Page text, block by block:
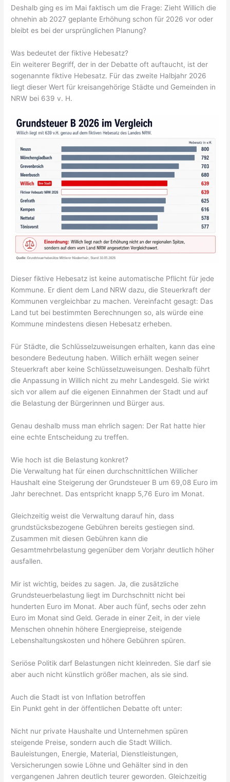
Deshalb ging es im Mai faktisch um die Frage: Zieht Willich die
ohnehin ab 2027 geplante Erhöhung schon für 2026 vor oder
bleibt es bei der ursprünglichen Planung?
Was bedeutet der fiktive Hebesatz?
Ein weiterer Begriff, der in der Debatte oft auftaucht, ist der
sogenannte fiktive Hebesatz. Für das zweite Halbjahr 2026
liegt dieser Wert für kreisangehörige Städte und Gemeinden in
NRW bei 639 v. H.
Dieser fiktive Hebesatz ist keine automatische Pflicht für jede
Kommune. Er dient dem Land NRW dazu, die Steuerkraft der
Kommunen vergleichbar zu machen. Vereinfacht gesagt: Das
Land tut bei bestimmten Berechnungen so, als würde eine
Kommune mindestens diesen Hebesatz erheben.
Für Städte, die Schlüsselzuweisungen erhalten, kann das eine
besondere Bedeutung haben. Willich erhält wegen seiner
Steuerkraft aber keine Schlüsselzuweisungen. Deshalb führt
die Anpassung in Willich nicht zu mehr Landesgeld. Sie wirkt
sich vor allem auf die eigenen Einnahmen der Stadt und auf
die Belastung der Bürgerinnen und Bürger aus.
Genau deshalb muss man ehrlich sagen: Der Rat hatte hier
eine echte Entscheidung zu treffen.
Wie hoch ist die Belastung konkret?
Die Verwaltung hat für einen durchschnittlichen Willicher
Haushalt eine Steigerung der Grundsteuer B um 69,08 Euro im
Jahr berechnet. Das entspricht knapp 5,76 Euro im Monat.
Gleichzeitig weist die Verwaltung darauf hin, dass
grundstücksbezogene Gebühren bereits gestiegen sind.
Zusammen mit diesen Gebühren kann die
Gesamtmehrbelastung gegenüber dem Vorjahr deutlich höher
ausfallen.
Mir ist wichtig, beides zu sagen. Ja, die zusätzliche
Grundsteuerbelastung liegt im Durchschnitt nicht bei
hunderten Euro im Monat. Aber auch fünf, sechs oder zehn
Euro im Monat sind Geld. Gerade in einer Zeit, in der viele
Menschen ohnehin höhere Energiepreise, steigende
Lebenshaltungskosten und höhere Gebühren spüren.
Seriöse Politik darf Belastungen nicht kleinreden. Sie darf sie
aber auch nicht künstlich größer machen, als sie sind.
Auch die Stadt ist von Inflation betroffen
Ein Punkt geht in der öffentlichen Debatte oft unter:
Nicht nur private Haushalte und Unternehmen spüren
steigende Preise, sondern auch die Stadt Willich.
Bauleistungen, Energie, Material, Dienstleistungen,
Versicherungen sowie Löhne und Gehälter sind in den
vergangenen Jahren deutlich teurer geworden. Gleichzeitig